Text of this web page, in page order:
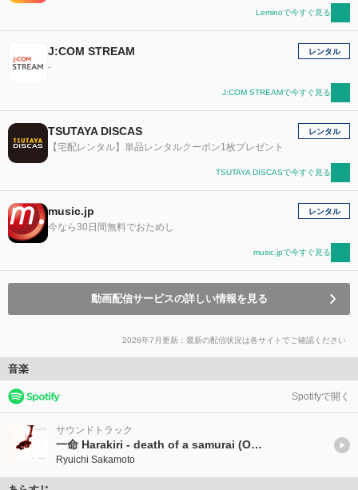
Leminoで今すぐ見る
J:COM STREAM
-
レンタル
J:COM STREAMで今すぐ見る
TSUTAYA DISCAS
【宅配レンタル】単品レンタルクーポン1枚プレゼント
レンタル
TSUTAYA DISCASで今すぐ見る
music.jp
今なら30日間無料でおためし
レンタル
music.jpで今すぐ見る
動画配信サービスの詳しい情報を見る
2026年7月更新：最新の配信状況は各サイトでご確認ください
音楽
Spotifyで開く
サウンドトラック
一命 Harakiri - death of a samurai (Original Sound Track)
Ryuichi Sakamoto